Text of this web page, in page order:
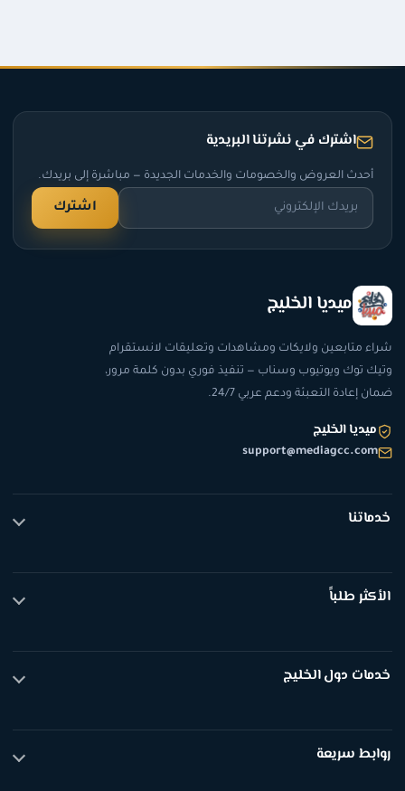
اشترك في نشرتنا البريدية
أحدث العروض والخصومات والخدمات الجديدة — مباشرة إلى بريدك.
اشترك
ميديا الخليج
شراء متابعين ولايكات ومشاهدات وتعليقات لانستقرام
وتيك توك ويوتيوب وسناب — تنفيذ فوري بدون كلمة مرور،
ضمان إعادة التعبئة ودعم عربي 24/7.
ميديا الخليج
support@mediagcc.com
خدماتنا
يوتيوب
عرض الكل
الأكثر طلباً
مشاهدات تيك توك
عرض الكل
خدمات دول الخليج
متابعين انستقرام الإمارات
روابط سريعة